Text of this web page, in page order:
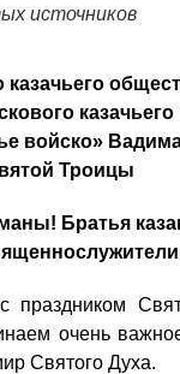
источников
казачьего
войско»
Троицы
Братья
праздником
очень
Святого Духа.